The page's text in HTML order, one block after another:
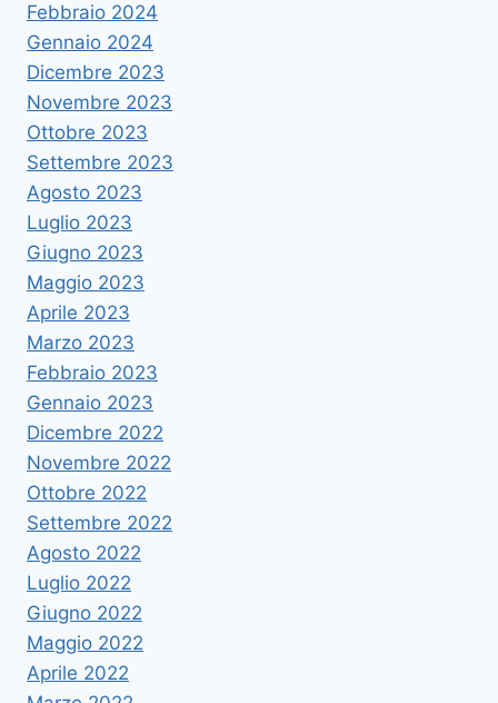
Febbraio 2024
Gennaio 2024
Dicembre 2023
Novembre 2023
Ottobre 2023
Settembre 2023
Agosto 2023
Luglio 2023
Giugno 2023
Maggio 2023
Aprile 2023
Marzo 2023
Febbraio 2023
Gennaio 2023
Dicembre 2022
Novembre 2022
Ottobre 2022
Settembre 2022
Agosto 2022
Luglio 2022
Giugno 2022
Maggio 2022
Aprile 2022